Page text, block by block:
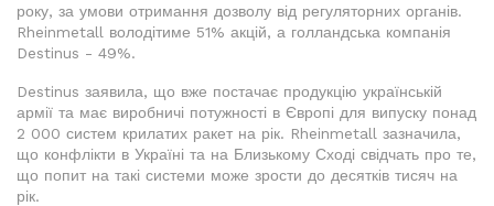
року, за умови отримання дозволу від регуляторних органів.
Rheinmetall володітиме 51% акцій, а голландська компанія
Destinus - 49%.
Destinus заявила, що вже постачає продукцію українській
армії та має виробничі потужності в Європі для випуску понад
2 000 систем крилатих ракет на рік. Rheinmetall зазначила,
що конфлікти в Україні та на Близькому Сході свідчать про те,
що попит на такі системи може зрости до десятків тисяч на
рік.